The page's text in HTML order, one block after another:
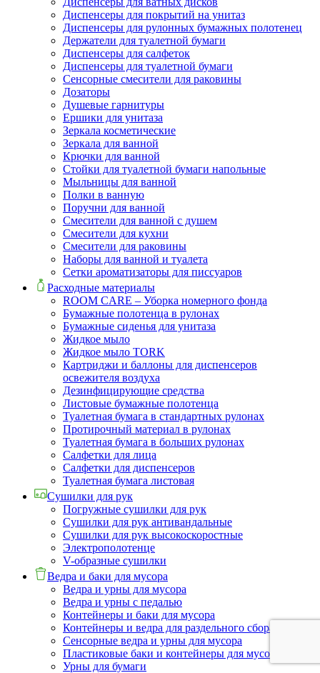
Диспенсеры для покрытий на унитаз
Диспенсеры для рулонных бумажных полотенец
Держатели для туалетной бумаги
Диспенсеры для салфеток
Диспенсеры для туалетной бумаги
Сенсорные смесители для раковины
Дозаторы
Душевые гарнитуры
Ершики для унитаза
Зеркала косметические
Зеркала для ванной
Крючки для ванной
Стойки для туалетной бумаги напольные
Мыльницы для ванной
Полки в ванную
Поручни для ванной
Смесители для ванной с душем
Смесители для кухни
Смесители для раковины
Наборы для ванной и туалета
Сетки ароматизаторы для писсуаров
Расходные материалы
ROOM CARE – Уборка номерного фонда
Бумажные полотенца в рулонах
Бумажные сиденья для унитаза
Жидкое мыло
Жидкое мыло TORK
Картриджи и баллоны для диспенсеров
освежителя воздуха
Дезинфицирующие средства
Листовые бумажные полотенца
Туалетная бумага в стандартных рулонах
Протирочный материал в рулонах
Туалетная бумага в больших рулонах
Салфетки для лица
Салфетки для диспенсеров
Туалетная бумага листовая
Сушилки для рук
Погружные сушилки для рук
Сушилки для рук антивандальные
Сушилки для рук высокоскоростные
Электрополотенце
V-образные сушилки
Ведра и баки для мусора
Ведра и урны для мусора
Ведра и урны с педалью
Контейнеры и баки для мусора
Контейнеры и ведра для раздельного сбора мусора
Сенсорные ведра и урны для мусора
Пластиковые баки и контейнеры для мусора
Урны для бумаги